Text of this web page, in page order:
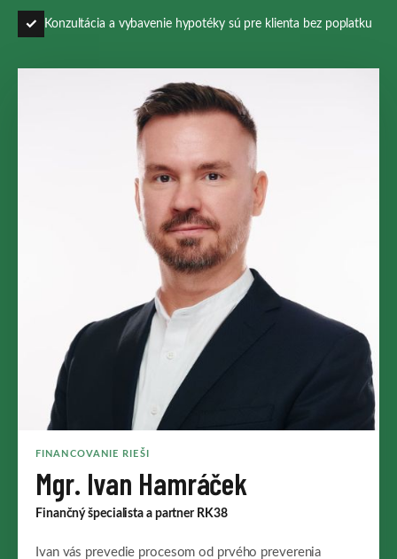
✓ Konzultácia a vybavenie hypotéky sú pre klienta bez poplatku
FINANCOVANIE RIEŠI
Mgr. Ivan Hamráček
Finančný špecialista a partner RK38
Ivan vás prevedie procesom od prvého preverenia